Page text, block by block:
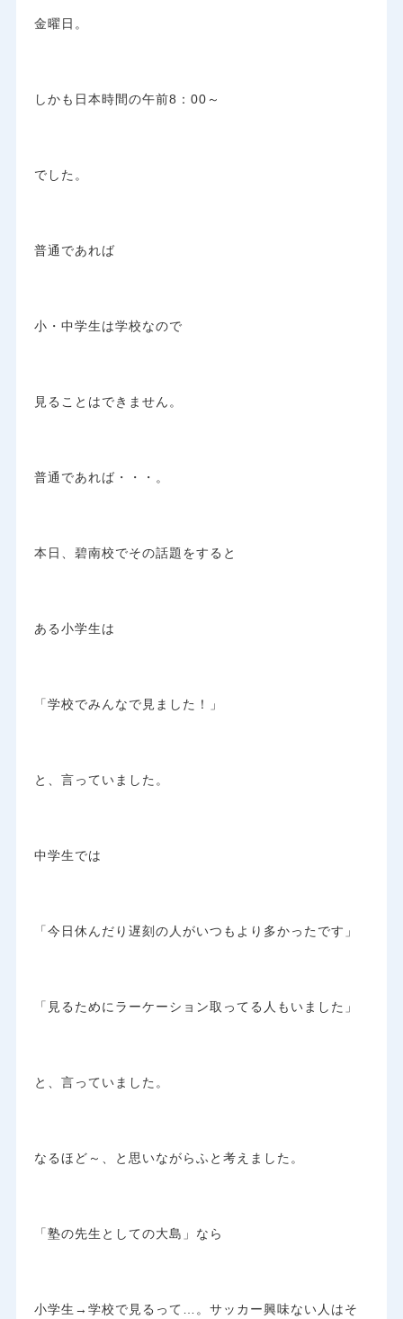
金曜日。
しかも日本時間の午前8：00～
でした。
普通であれば
小・中学生は学校なので
見ることはできません。
普通であれば・・・。
本日、碧南校でその話題をすると
ある小学生は
「学校でみんなで見ました！」
と、言っていました。
中学生では
「今日休んだり遅刻の人がいつもより多かったです」
「見るためにラーケーション取ってる人もいました」
と、言っていました。
なるほど～、と思いながらふと考えました。
「塾の先生としての大島」なら
小学生→学校で見るって…。サッカー興味ない人はそ